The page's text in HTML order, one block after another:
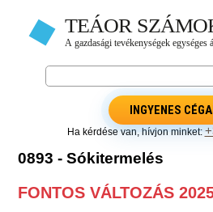
INGYENES
Ha kérdése van, hívjon minket:
0893 - Sókitermelés
FONTOS VÁLTOZÁS